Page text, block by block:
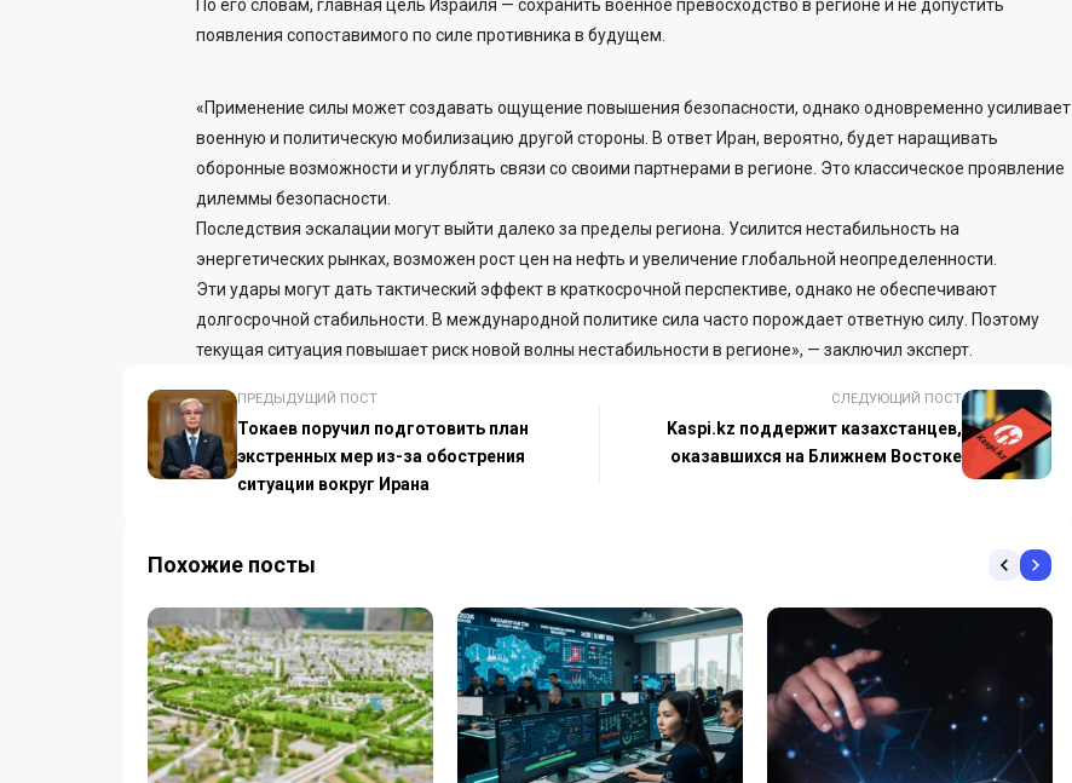
По его словам, главная цель Израиля — сохранить военное превосходство в регионе и не допустить
появления сопоставимого по силе противника в будущем.
«Применение силы может создавать ощущение повышения безопасности, однако одновременно усиливает
военную и политическую мобилизацию другой стороны. В ответ Иран, вероятно, будет наращивать
оборонные возможности и углублять связи со своими партнерами в регионе. Это классическое проявление
дилеммы безопасности.
Последствия эскалации могут выйти далеко за пределы региона. Усилится нестабильность на
энергетических рынках, возможен рост цен на нефть и увеличение глобальной неопределенности.
Эти удары могут дать тактический эффект в краткосрочной перспективе, однако не обеспечивают
долгосрочной стабильности. В международной политике сила часто порождает ответную силу. Поэтому
текущая ситуация повышает риск новой волны нестабильности в регионе», — заключил эксперт.
ПРЕДЫДУЩИЙ ПОСТ
Токаев поручил подготовить план
экстренных мер из-за обострения
ситуации вокруг Ирана
СЛЕДУЮЩИЙ ПОСТ
Kaspi.kz поддержит казахстанцев,
оказавшихся на Ближнем Востоке
Похожие посты